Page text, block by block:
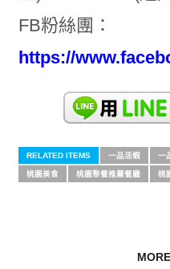
FB粉絲團：
https://
RELATED ITEMS 一品活蝦 一
桃園美食 桃園聚餐推薦餐廳 桃